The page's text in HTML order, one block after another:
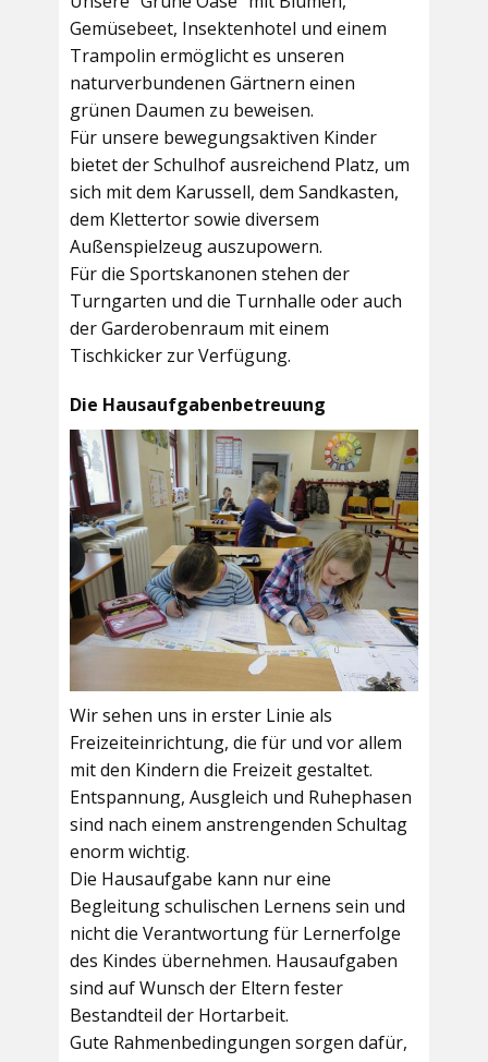
Gemüsebeet, Insektenhotel und einem
Trampolin ermöglicht es unseren
naturverbundenen Gärtnern einen
grünen Daumen zu beweisen.
Für unsere bewegungsaktiven Kinder
bietet derSchulhofausreichend Platz, um
sich mit dem Karussell, dem Sandkasten,
dem Klettertor sowie diversem
Außenspielzeug auszupowern.
Für die Sportskanonen stehen der
Turngarten und die Turnhalle oder auch
derGarderobenraum mit einem
Tischkicker zur Verfügung.
Die Hausaufgabenbetreuung
Wir sehen uns in erster Linie als
Freizeiteinrichtung, die für und vor allem
mit den Kindern die Freizeit gestaltet.
Entspannung, Ausgleich und Ruhephasen
sind nach einem anstrengenden Schultag
enorm wichtig.
Die Hausaufgabe kann nur eine
Begleitung schulischen Lernens sein und
nicht die Verantwortung für Lernerfolge
des Kindes übernehmen. Hausaufgaben
sind auf Wunsch der Eltern fester
Bestandteil der Hortarbeit.
Gute Rahmenbedingungen sorgen dafür,